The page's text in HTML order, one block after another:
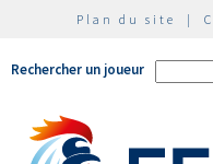
Plan du site |
Rechercher un joueur